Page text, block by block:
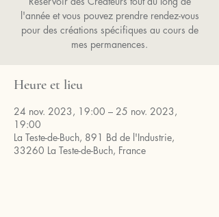
l'année et vous pouvez prendre rendez-vous
pour des créations spécifiques au cours de
mes permanences.
Heure et lieu
24 nov. 2023, 19:00 – 25 nov. 2023,
19:00
La Teste-de-Buch, 891 Bd de l'Industrie,
33260 La Teste-de-Buch, France